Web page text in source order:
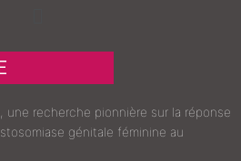
une recherche pionnière sur la réponse
génitale féminine au